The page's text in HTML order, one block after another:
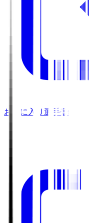
お気に入り選手登録